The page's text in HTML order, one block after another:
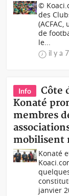
©
des
de
le...
il y a
Info
Côte
Konaté
membres
mobilisent
Konaté
janvier